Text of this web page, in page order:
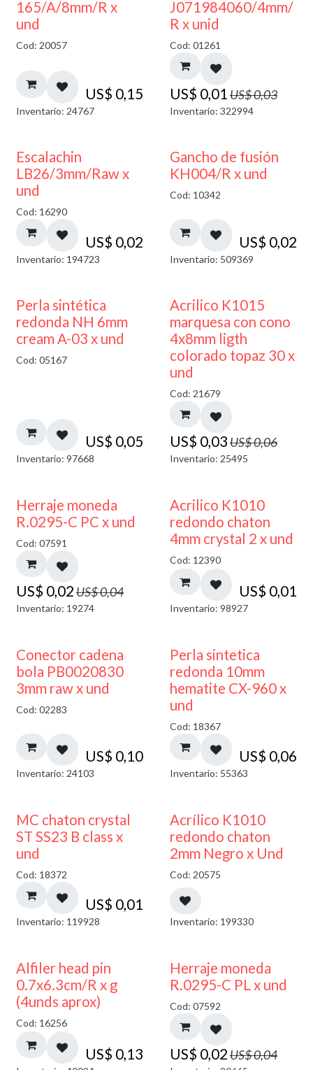
165/A/8mm/R x
und
Cod: 20057
US$ 0,15
Inventario: 24767
50% DESCUENTO
J071984060/4mm/
R x unid
Cod: 01261
US$ 0,01 US$0,03
Inventario: 322994
Escalachin
LB26/3mm/Raw x
und
Cod: 16290
US$ 0,02
Inventario: 194723
Gancho de fusión
KH004/R x und
Cod: 10342
US$ 0,02
Inventario: 509369
Perla sintética
redonda NH 6mm
cream A-03 x und
Cod: 05167
US$ 0,05
Inventario: 97668
50% DESCUENTO
Acrilico K1015
marquesa con cono
4x8mm ligth
colorado topaz 30 x
und
Cod: 21679
US$ 0,03US$0,06
Inventario: 25495
50% DESCUENTO
Herraje moneda
R.0295-C PC x und
Cod: 07591
US$ 0,02US$0,04
Inventario: 19274
50% DESCUENTO
Acrilico K1010
redondo chaton
4mm crystal 2 x und
Cod: 12390
US$ 0,01
Inventario: 98927
Conector cadena
bola PB0020830
3mm raw x und
Cod: 02283
US$ 0,10
Inventario: 24103
Perla sintetica
redonda 10mm
hematite CX-960 x
und
Cod: 18367
US$ 0,06
Inventario: 55363
MC chaton crystal
ST SS23 B class x
und
Cod: 18372
US$ 0,01
Inventario: 119928
50% DESCUENTO
Acrílico K1010
redondo chaton
2mm Negro x Und
Cod: 20575
Inventario: 199330
Alfiler head pin
0.7x6.3cm/R x g
(4unds aprox)
Cod: 16256
US$ 0,13
50% DESCUENTO
Herraje moneda
R.0295-C PL x und
Cod: 07592
US$ 0,02US$0,04